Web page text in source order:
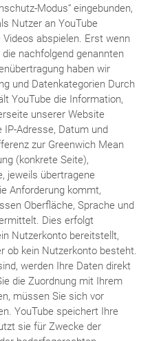
Modus“ eingebunden,
Nutzer an YouTube
abspielen. Erst wenn
nachfolgend genannten
haben wir
und Datenkategorien Durch
YouTube die Information,
unserer Website
Adresse, Datum und
zur Greenwich Mean
(konkrete Seite),
jeweils übertragene
Anforderung kommt,
Oberfläche, Sprache und
Dies erfolgt
Nutzerkonto bereitstellt,
ob kein Nutzerkonto besteht.
werden Ihre Daten direkt
die Zuordnung mit Ihrem
müssen Sie sich vor
YouTube speichert Ihre
sie für Zwecke der